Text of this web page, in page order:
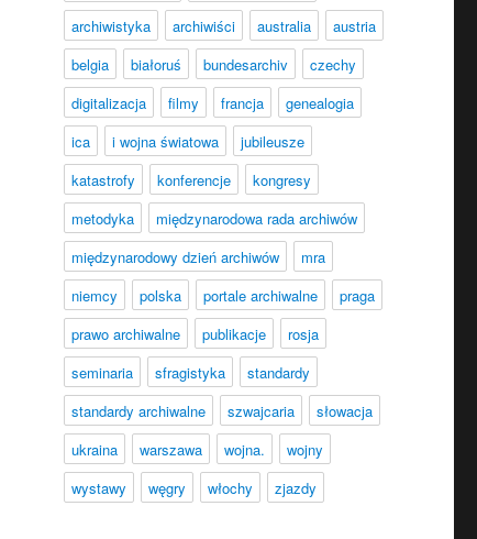
archiwistyka
archiwiści australia
austria
belgia
białoruś bundesarchiv
czechy
digitalizacja
filmy francja
genealogia
ica
i wojna światowa
jubileusze
katastrofy
konferencje
kongresy
metodyka
międzynarodowa rada archiwów
międzynarodowy dzień archiwów
mra
niemcy
polska portale archiwalne
praga
prawo archiwalne
publikacje
rosja
seminaria
sfragistyka
standardy
standardy archiwalne
szwajcaria
słowacja
ukraina
warszawa wojna.
wojny
wystawy
węgry włochy zjazdy